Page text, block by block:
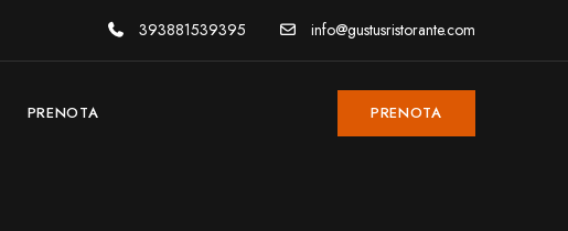
393881539395 info@gustusristorante.com
PRENOTA PRENOTA